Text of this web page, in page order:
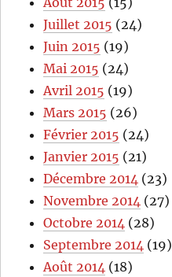
Juillet 2015 (24)
Juin 2015 (19)
Mai 2015 (24)
Avril 2015 (19)
Mars 2015 (26)
Février 2015 (24)
Janvier 2015 (21)
Décembre 2014 (23)
Novembre 2014 (27)
Octobre 2014 (28)
Septembre 2014 (19)
Août 2014 (18)